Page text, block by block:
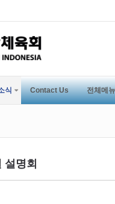
식 Contact Us 전체메뉴
설명회